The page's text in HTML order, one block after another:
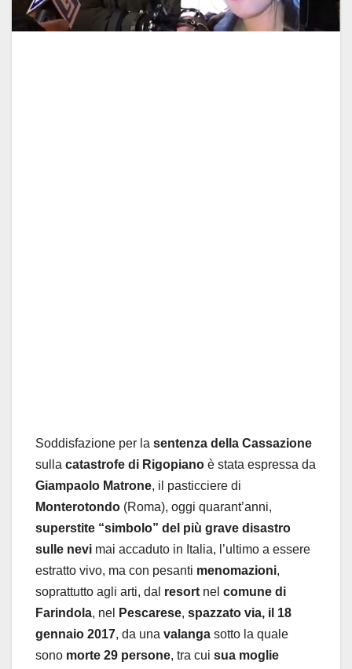
Soddisfazione per la sentenza della Cassazione
sulla catastrofe di Rigopiano è stata espressa da
Giampaolo Matrone, il pasticciere di
Monterotondo (Roma), oggi quarant’anni,
superstite “simbolo” del più grave disastro
sulle nevi mai accaduto in Italia, l’ultimo a essere
estratto vivo, ma con pesanti menomazioni,
soprattutto agli arti, dal resort nel comune di
Farindola, nel Pescarese, spazzato via, il 18
gennaio 2017, da una valanga sotto la quale
sono morte 29 persone, tra cui sua moglie